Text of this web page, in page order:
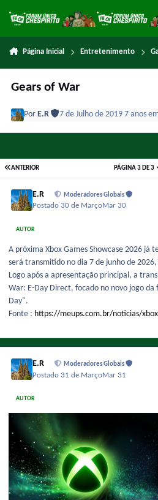
Página Inicial Entretenimento
Gears of War
PorE.R 7 de Julho de 20197 anos
ANTERIOR PÁGINA 3 DE 3
E.R Moderadores Globais
Postado 30 de MarçoMar 30
AUTOR
A próxima Xbox Games Showcase 2026 já
será transmitido no dia 7 de junho de 2026,
Logo após a apresentação principal, a
War: E-Day Direct, focado no novo jogo
Day".
Fonte : https://meups.com.br/noticias/
E.R Moderadores Globais
Postado 31 de MarçoMar 31
AUTOR